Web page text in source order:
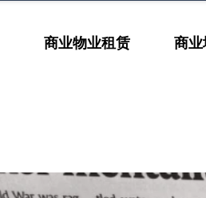
商业物业租赁 商